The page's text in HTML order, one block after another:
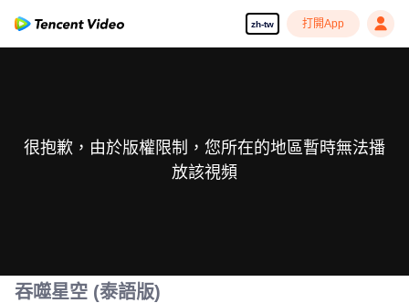
zh-tw 打開App
很抱歉，由於版權限制，您所在的地區暫時無法播
放該視頻
吞噬星空 (泰語版)